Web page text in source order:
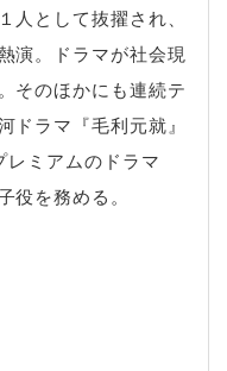
人として抜擢され、
演。ドラマが社会現
そのほかにも連続テ
ドラマ『毛利元就』
レミアムのドラマ
役を務める。